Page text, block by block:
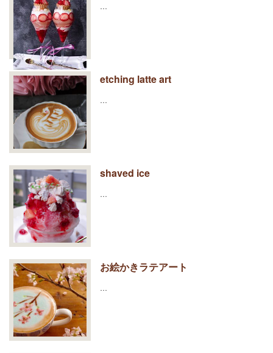
…
etching latte art
…
shaved ice
…
お絵かきラテアート
…